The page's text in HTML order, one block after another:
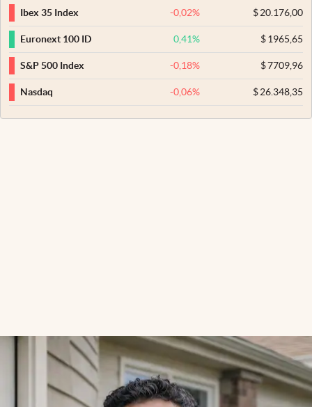
Ibex 35 Index
-0,02% $20.176,00
Euronext 100 ID 0,41% $1965,65
S&P 500 Index -0,18% $7709,96
Nasdaq -0,06% $26.348,35